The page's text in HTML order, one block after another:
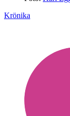
Krönika